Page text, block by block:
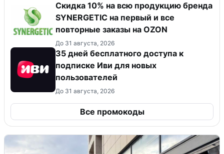
Скидка 10% на всю продукцию бренда
SYNERGETIC на первый и все
повторные заказы на OZON
До 31 августа, 2026
35 дней бесплатного доступа к
подписке Иви для новых
пользователей
До 31 августа, 2026
Все промокоды